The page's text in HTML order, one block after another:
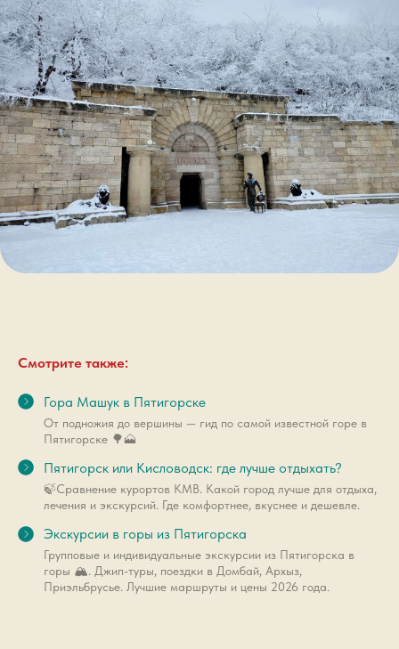
Смотрите также:
Гора Машук в Пятигорске
От подножия до вершины — гид по самой известной горе в
Пятигорске 🌳🗻
Пятигорск или Кисловодск: где лучше отдыхать?
🍃Сравнение курортов КМВ. Какой город лучше для отдыха,
лечения и экскурсий. Где комфортнее, вкуснее и дешевле.
Экскурсии в горы из Пятигорска
Групповые и индивидуальные экскурсии из Пятигорска в
горы 🏔️. Джип-туры, поездки в Домбай, Архыз,
Приэльбрусье. Лучшие маршруты и цены 2026 года.